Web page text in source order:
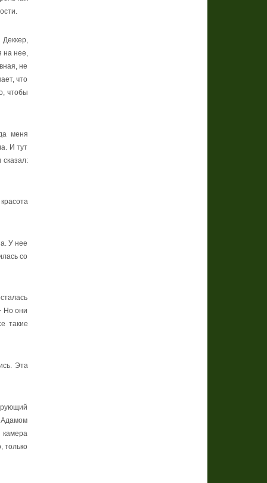
на нее,
не
что
чтобы
меня
И тут
сказал:
У нее
со
Но они
такие
Эта
Адамом
только